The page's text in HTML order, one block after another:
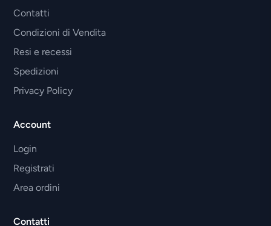
Contatti
Condizioni di Vendita
Resi e recessi
Spedizioni
Privacy Policy
Account
Login
Registrati
Area ordini
Contatti